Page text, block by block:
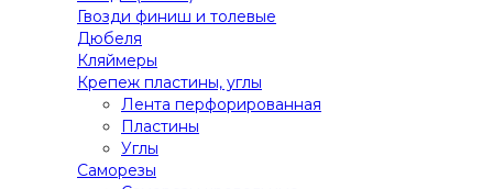
Гвозди финиш и толевые
Дюбеля
Кляймеры
Крепеж пластины, углы
Лента перфорированная
Пластины
Углы
Саморезы